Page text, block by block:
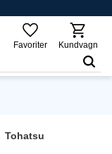
Favoriter Kundvagn
Tohatsu